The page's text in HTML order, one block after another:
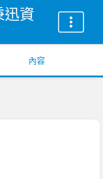
迅資
內容